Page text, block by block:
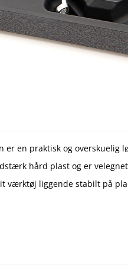
er en praktisk og overskuelig
hård plast og er
værktøj liggende stabilt på